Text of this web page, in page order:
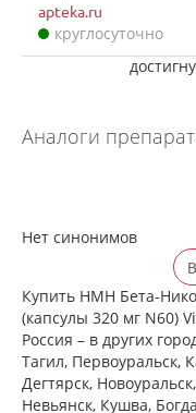
apteka.ru
круглосуточно
Аналоги
Нет синонимов
Купить НМН Бета-
(капсулы 320 мг N60)
Россия – в других
Тагил, Первоуральск,
Дегтярск,
Невьянск, Кушва,